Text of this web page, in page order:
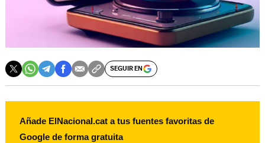
SEGUIR EN
Añade ElNacional.cat a tus fuentes favoritas de
Google de forma gratuita